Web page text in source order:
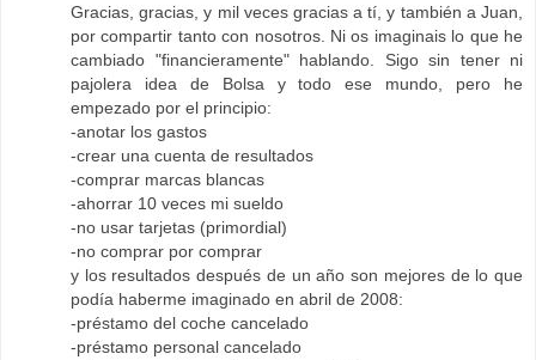
Gracias, gracias, y mil veces gracias a tí, y también a Juan,
por compartir tanto con nosotros. Ni os imaginais lo que he
cambiado "financieramente" hablando. Sigo sin tener ni
pajolera idea de Bolsa y todo ese mundo, pero he
empezado por el principio:
-anotar los gastos
-crear una cuenta de resultados
-comprar marcas blancas
-ahorrar 10 veces mi sueldo
-no usar tarjetas (primordial)
-no comprar por comprar
y los resultados después de un año son mejores de lo que
podía haberme imaginado en abril de 2008:
-préstamo del coche cancelado
-préstamo personal cancelado